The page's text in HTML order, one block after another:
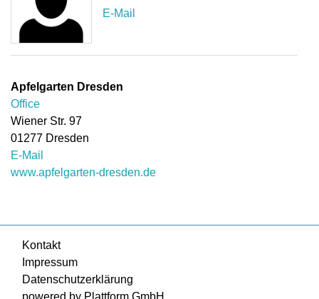
Apfelgarten Dresden
Office
Wiener Str. 97
01277 Dresden
E-Mail
www.apfelgarten-dresden.de
Kontakt
Impressum
Datenschutzerklärung
powered by Plattform GmbH